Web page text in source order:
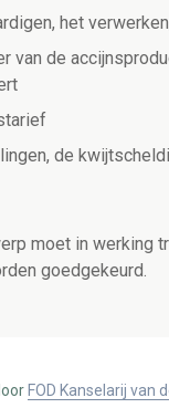
het
van de
de
moet in werking
goedgekeurd.
FOD Kanselarij van